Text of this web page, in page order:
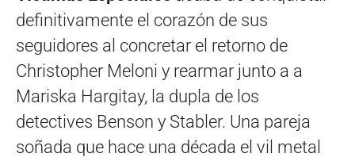
definitivamente el corazón de sus
seguidores al concretar el retorno de
Christopher Meloni y rearmar junto a a
Mariska Hargitay, la dupla de los
detectives Benson y Stabler. Una pareja
soñada que hace una década el vil metal